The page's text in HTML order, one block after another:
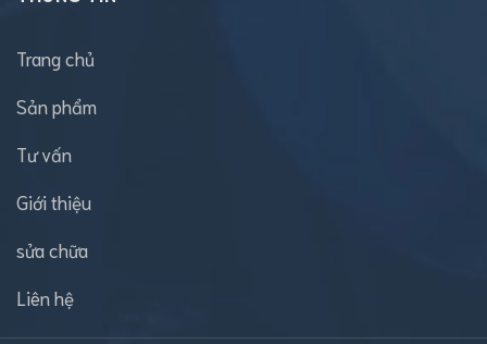
Trang chủ
Sản phẩm
Tư vấn
Giới thiệu
sửa chữa
Liên hệ